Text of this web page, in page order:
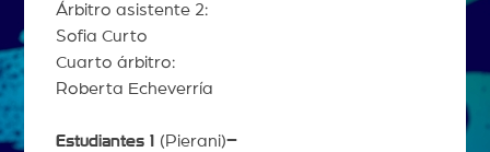
Árbitro asistente 2:
Sofia Curto
Cuarto árbitro:
Roberta Echeverría
Estudiantes 1 (Pierani)–